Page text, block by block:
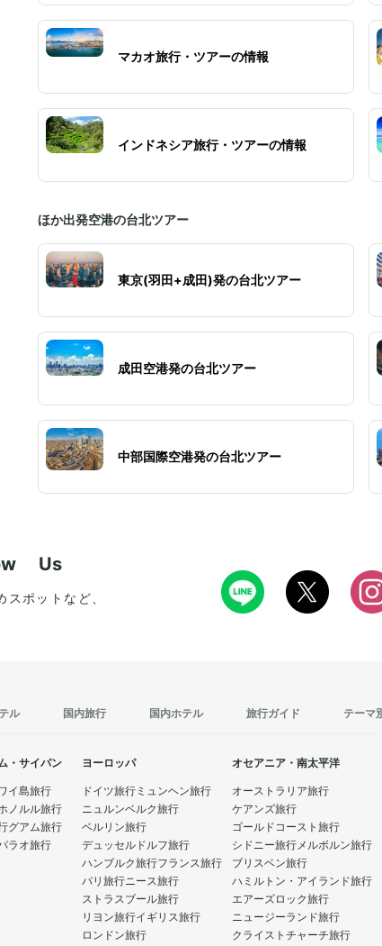
マカオ旅行・ツアーの情報
インドネシア旅行・ツアーの情報
ほか出発空港の台北ツアー
東京(羽田+成田)発の台北ツアー
成田空港発の台北ツアー
中部国際空港発の台北ツアー
Us
ポットなど、
ル 国内旅行 国内ホテル 旅行ガイド テーマ
・サイパン
イ島旅行
ノルル旅行
グアム旅行
ラオ旅行
ヨーロッパ
ドイツ旅行 ミュンヘン旅行
ニュルンベルク旅行
ベルリン旅行
デュッセルドルフ旅行
ハンブルク旅行フランス旅行
パリ旅行ニース旅行
ストラスブール旅行
リヨン旅行イギリス旅行
ロンドン旅行
オセアニア・南太平洋
オーストラリア旅行
ケアンズ旅行
ゴールドコースト旅行
シドニー旅行メルボルン旅行
ブリスベン旅行
ハミルトン・アイランド旅行
エアーズロック旅行
ニュージーランド旅行
クライストチャーチ旅行